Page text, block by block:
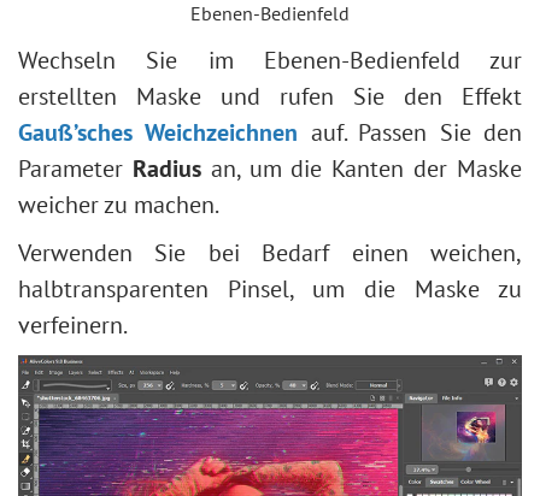
Ebenen-Bedienfeld
Wechseln Sie im Ebenen-Bedienfeld zur
erstellten Maske und rufen Sie den Effekt
Gauß’sches Weichzeichnen auf. Passen Sie den
Parameter Radiusan, um die Kanten der Maske
weicher zu machen.
Verwenden Sie bei Bedarf einen weichen,
halbtransparenten Pinsel, um die Maske zu
verfeinern.